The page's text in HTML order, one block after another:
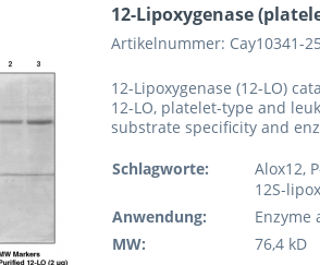
12-Lipoxygenase
Artikelnummer: Cay10341-25
12-Lipoxygenase (12-LO)
12-LO, platelet-type and
substrate specificity and
Schlagworte:
Alox12,
12S-
Anwendung:
Enzyme
MW:
76,4 kD